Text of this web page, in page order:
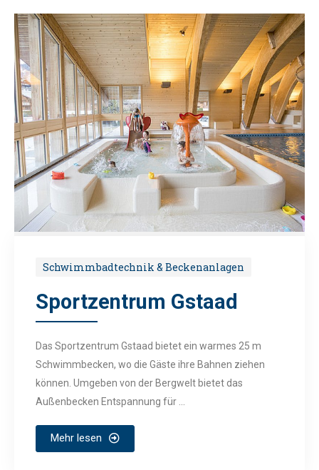
Schwimmbadtechnik & Beckenanlagen
Sportzentrum Gstaad
Das Sportzentrum Gstaad bietet ein warmes 25 m
Schwimmbecken, wo die Gäste ihre Bahnen ziehen
können. Umgeben von der Bergwelt bietet das
Außenbecken Entspannung für ...
Mehr lesen